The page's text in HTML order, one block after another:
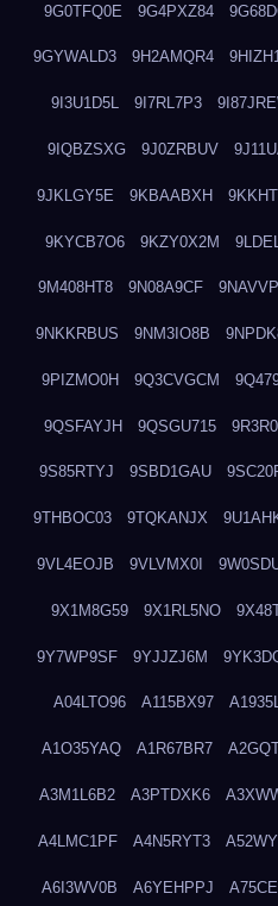
9G0TFQ0E 9G4PXZ84
9GYWALD3 9H2AMQR4
9I3U1D5L 9I7RL7P3
9IQBZSXG 9J0ZRBUV
9JKLGY5E 9KBAABXH
9KYCB7O6 9KZY0X2M
9M408HT8 9N08A9CF
9NKKRBUS 9NM3IO8B
9PIZMO0H 9Q3CVGCM
9QSFAYJH 9QSGU715
9S85RTYJ 9SBD1GAU
9THBOC03 9TQKANJX
9VL4EOJB 9VLVMX0I
9X1M8G59 9X1RL5NO
9Y7WP9SF 9YJJZJ6M
A04LTO96 A115BX97
A1O35YAQ A1R67BR7
A3M1L6B2 A3PTDXK6
A4LMC1PF A4N5RYT3
A6I3WV0B A6YEHPPJ